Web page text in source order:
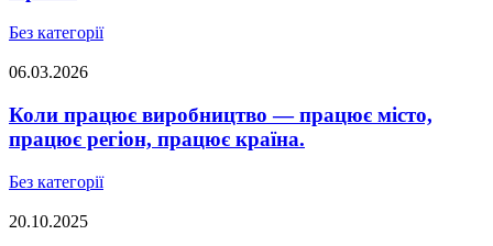
Без категорії
06.03.2026
Коли працює виробництво — працює місто,
працює регіон, працює країна.
Без категорії
20.10.2025